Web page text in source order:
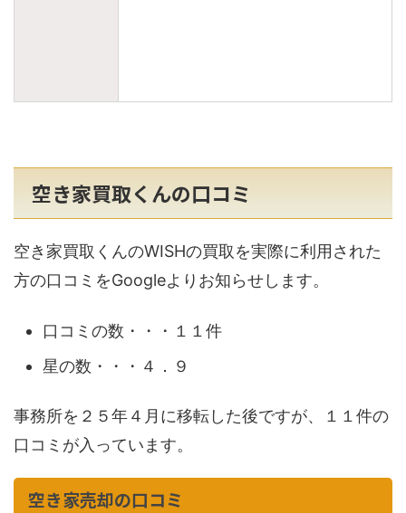
空き家買取くんの口コミ
空き家買取くんのWISHの買取を実際に利用された
方の口コミをGoogleよりお知らせします。
口コミの数・・・１１件
星の数・・・４．９
事務所を２５年４月に移転した後ですが、１１件の
口コミが入っています。
空き家売却の口コミ